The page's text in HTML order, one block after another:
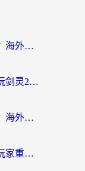
意大利怎么玩模拟城市我是市长？海外党国服游戏加速终极攻略（附三国3量子特攻解决办法）
人在海外，如何选择一款靠谱的玩剑灵2加速器？
国外玩灌篮高手延迟高怎么解决？海外玩家国服游戏加速终极指南
非人学园加速器超级加速，海外玩家重返国服的通行证